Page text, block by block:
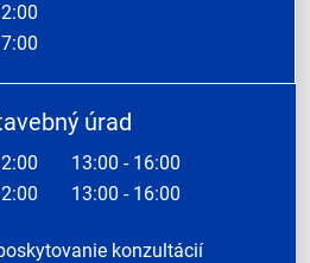
úrad
13:00 - 16:00
13:00 - 16:00
konzultácií